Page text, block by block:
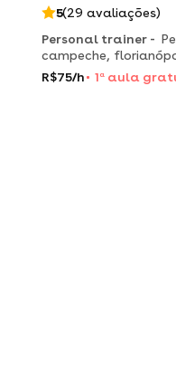
5(29 avaliações)
Personal trainer -
campeche,
ufrgs, atendo em
consultoria online.
R$75/h 1 a aula